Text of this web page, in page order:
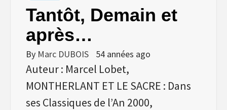
Tantôt, Demain et
après…
By Marc DUBOIS 54 années ago
Auteur : Marcel Lobet,
MONTHERLANT ET LE SACRE : Dans
ses Classiques de l’An 2000,